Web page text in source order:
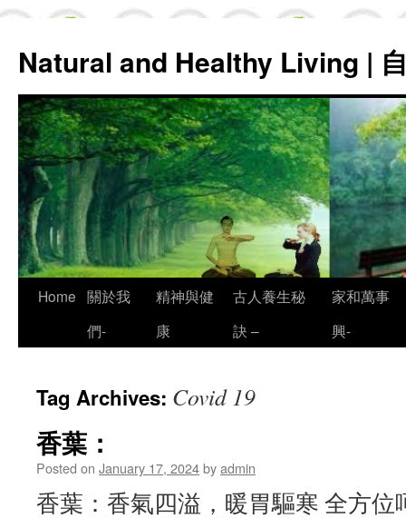
Natural and Healthy Living |
Skip
Home 關於我
們-
精神與健
康
古人養生秘
訣 –
家和萬事
興-
Tag Archives: Covid 19
香葉：
Posted on January 17, 2024byadmin
香葉：香氣四溢，暖胃驅寒 全方位